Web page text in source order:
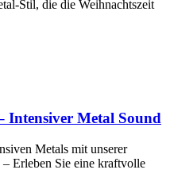
Stil, die die Weihnachtszeit
Intensiver Metal Sound
Metals mit unserer
Erleben Sie eine kraftvolle